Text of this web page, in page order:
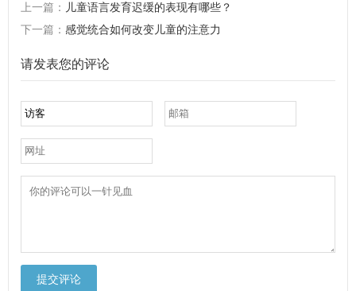
上一篇： 儿童语言发育迟缓的表现有哪些？
下一篇： 感觉统合如何改变儿童的注意力
请发表您的评论
提交评论